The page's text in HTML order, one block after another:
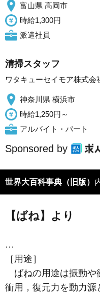
富山県 高岡市
時給1,300円
派遣社員
清掃スタッフ
ワタキューセイモア株式会
神奈川県 横浜市
時給1,250円～
アルバイト・パート
Sponsored by
世界大百科事典（旧版）
【ばね】より
…
［用途］
ばねの用途は振動や
衝用，復元力を動力源